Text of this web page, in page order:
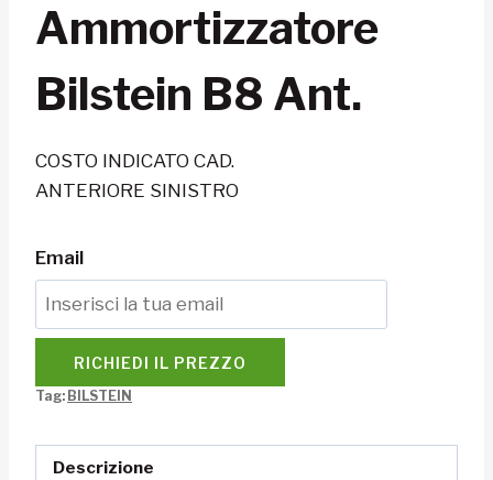
Ammortizzatore
Bilstein B8 Ant.
COSTO INDICATO CAD.
ANTERIORE SINISTRO
Email
RICHIEDI IL PREZZO
Tag: BILSTEIN
Descrizione